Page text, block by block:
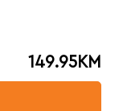
149.95KM